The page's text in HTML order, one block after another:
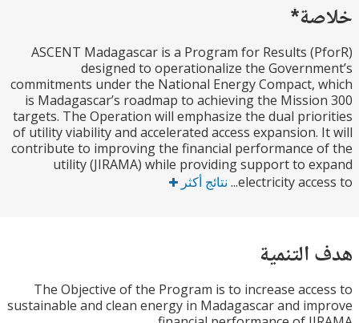
ASCENT Madagascar is a Program for Results
designed to operationalize the
commitments under the National Energy Compact,
is Madagascar’s roadmap to achieving the
targets. The Operation will emphasize the dual
of utility viability and accelerated access
contribute to improving the financial performance
utility (JIRAMA) while providing support to
electricity
نتائج أكثر
The Objective of the Program is to increase
sustainable and clean energy in Madagascar and